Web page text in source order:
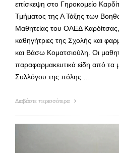
επίσκεψη στο Γηροκομείο
Τμήματος της Α Τάξης των
Μαθητείας του ΟΑΕΔ
καθηγήτριες της Σχολής και
και Βάσω Κοματσιούλη. Οι
παραφαρμακευτικά είδη από τα
Συλλόγου της πόλης …
Διαβάστε περισσότερα